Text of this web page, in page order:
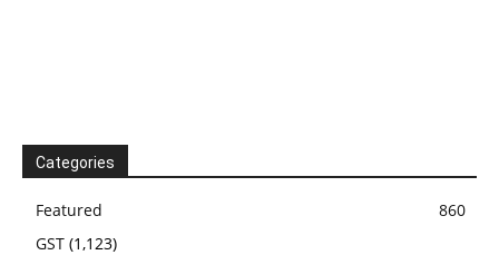
Categories
Featured
860
GST (1,123)